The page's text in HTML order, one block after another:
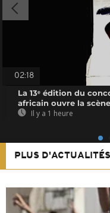
02:18
La 13ᵉ édition du
africain ouvre la
Il y a 1 heure
PLUS D'ACTUALITÉS